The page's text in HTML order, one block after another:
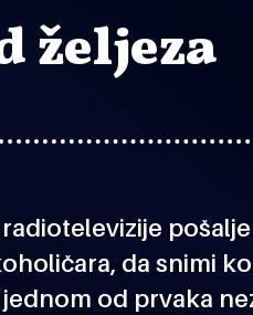
željeza
da snimi
od prvaka